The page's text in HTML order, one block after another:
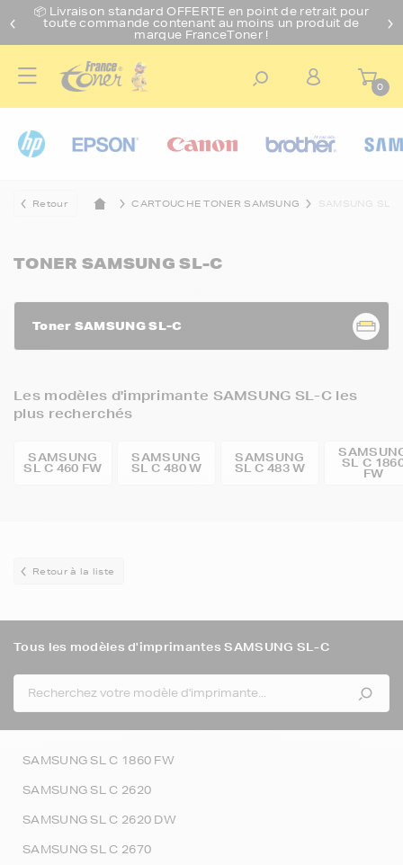
📦 Livraison standard OFFERTE en point de retrait pour
toute commande contenant au moins un produit de
marque FranceToner !
0
Retour CARTOUCHE TONER SAMSUNG SAMSUNG SL-C
TONER SAMSUNG SL-C
Toner SAMSUNG SL-C
Les modèles d'imprimante SAMSUNG SL-C les
plus recherchés
SAMSUNG
SL C 460 FW
SAMSUNG
SL C 480 W
SAMSUNG
SL C 483 W SL C
FW
Retour à la liste
Tous les modèles d'imprimantes SAMSUNG SL-C
SAMSUNG SL C 1860 FW
SAMSUNG SL C 2620
SAMSUNG SL C 2620 DW
SAMSUNG SL C 2670